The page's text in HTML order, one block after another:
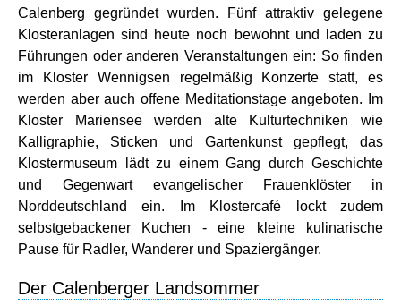
Calenberg gegründet wurden. Fünf attraktiv gelegene
Klosteranlagen sind heute noch bewohnt und laden zu
Führungen oder anderen Veranstaltungen ein: So finden
im Kloster Wennigsen regelmäßig Konzerte statt, es
werden aber auch offene Meditationstage angeboten. Im
Kloster Mariensee werden alte Kulturtechniken wie
Kalligraphie, Sticken und Gartenkunst gepflegt, das
Klostermuseum lädt zu einem Gang durch Geschichte
und Gegenwart evangelischer Frauenklöster in
Norddeutschland ein. Im Klostercafé lockt zudem
selbstgebackener Kuchen - eine kleine kulinarische
Pause für Radler, Wanderer und Spaziergänger.
Der Calenberger Landsommer